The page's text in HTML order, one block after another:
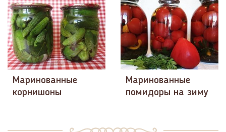
Маринованные
корнишоны
Маринованные
помидоры на зиму